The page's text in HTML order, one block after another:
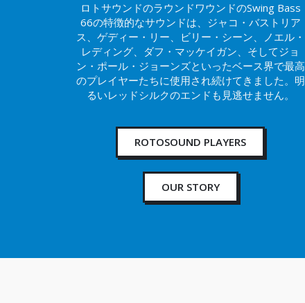
ロトサウンドのラウンドワウンドのSwing Bass
66の特徴的なサウンドは、ジャコ・バストリア
ス、ゲディー・リー、ビリー・シーン、ノエル・
レディング、ダフ・マッケイガン、そしてジョ
ン・ポール・ジョーンズといったベース界で最高
のプレイヤーたちに使用され続けてきました。明
るいレッドシルクのエンドも見逃せません。
ROTOSOUND PLAYERS
OUR STORY